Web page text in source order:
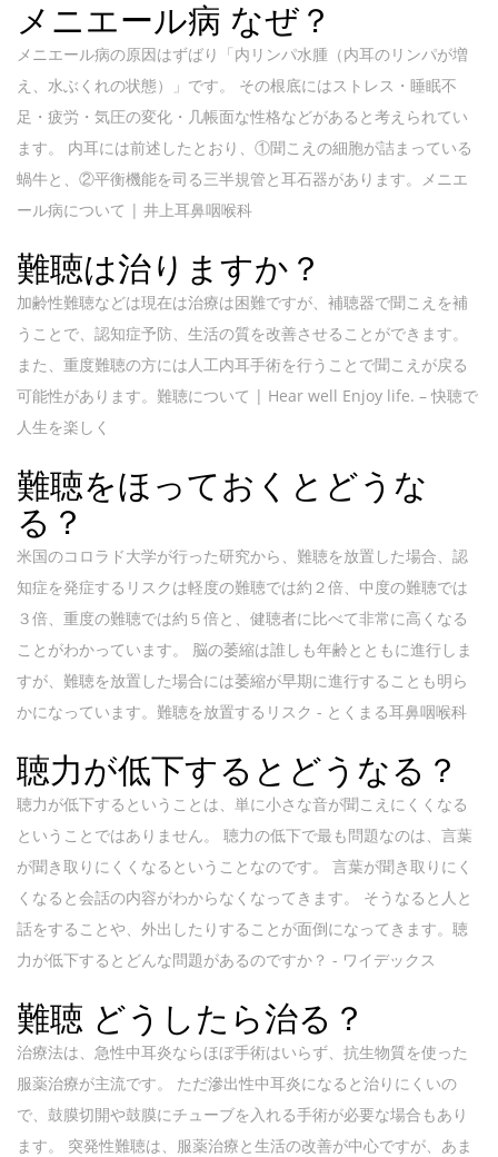
メニエール病 なぜ？
メニエール病の原因はずばり「内リンパ水腫（内耳のリンパが増
え、水ぶくれの状態）」です。 その根底にはストレス・睡眠不
足・疲労・気圧の変化・几帳面な性格などがあると考えられてい
ます。 内耳には前述したとおり、①聞こえの細胞が詰まっている
蝸牛と、②平衡機能を司る三半規管と耳石器があります。メニエ
ール病について | 井上耳鼻咽喉科
難聴は治りますか？
加齢性難聴などは現在は治療は困難ですが、補聴器で聞こえを補
うことで、認知症予防、生活の質を改善させることができます。
また、重度難聴の方には人工内耳手術を行うことで聞こえが戻る
可能性があります。難聴について | Hear well Enjoy life. – 快聴で
人生を楽しく
難聴をほっておくとどうな
る？
米国のコロラド大学が行った研究から、難聴を放置した場合、認
知症を発症するリスクは軽度の難聴では約２倍、中度の難聴では
３倍、重度の難聴では約５倍と、健聴者に比べて非常に高くなる
ことがわかっています。 脳の萎縮は誰しも年齢とともに進行しま
すが、難聴を放置した場合には萎縮が早期に進行することも明ら
かになっています。難聴を放置するリスク - とくまる耳鼻咽喉科
聴力が低下するとどうなる？
聴力が低下するということは、単に小さな音が聞こえにくくなる
ということではありません。 聴力の低下で最も問題なのは、言葉
が聞き取りにくくなるということなのです。 言葉が聞き取りにく
くなると会話の内容がわからなくなってきます。 そうなると人と
話をすることや、外出したりすることが面倒になってきます。聴
力が低下するとどんな問題があるのですか？ - ワイデックス
難聴 どうしたら治る？
治療法は、急性中耳炎ならほぼ手術はいらず、抗生物質を使った
服薬治療が主流です。 ただ滲出性中耳炎になると治りにくいの
で、鼓膜切開や鼓膜にチューブを入れる手術が必要な場合もあり
ます。 突発性難聴は、服薬治療と生活の改善が中心ですが、あま